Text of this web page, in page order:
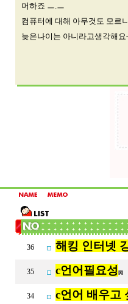
머하죠 ㅡ.ㅡ
컴퓨터에 대해 아무것도 모르
늦은나이는 아니라고생각해요
36 해킹 인터넷
35 c언어필요성 [8]
34 c언어 배우고